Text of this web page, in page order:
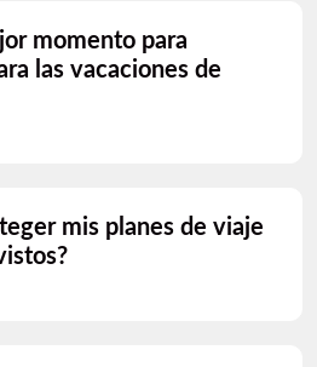
momento para
las vacaciones de
mis planes de viaje